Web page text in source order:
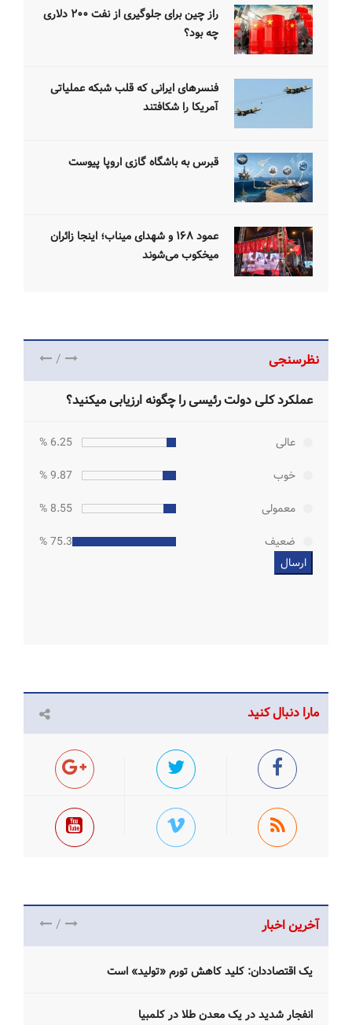
راز چین برای جلوگیری از نفت ۲۰۰ دلاری
چه بود؟
فنسرهای ایرانی که قلب شبکه عملیاتی
آمریکا را شکافتند
قبرس به باشگاه گازی اروپا پیوست
عمود ۱۶۸ و شهدای میناب؛ اینجا زائران
میخکوب می‌شوند
نظرسنجی /
عملکرد کلی دولت رئیسی را چگونه ارزیابی میکنید؟
عالی
6.25 %
خوب
9.87 %
معمولی
8.55 %
ضعیف
75.33 %
مارا دنبال کنید
آخرین اخبار /
یک اقتصاددان: کلید کاهش تورم «تولید» است
انفجار شدید در یک معدن طلا در کلمبیا